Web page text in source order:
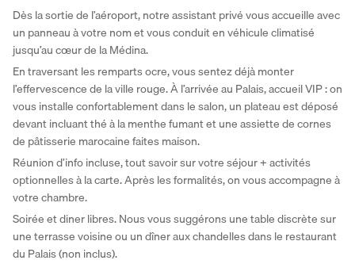
Dès la sortie de l’aéroport, notre assistant privé vous accueille avec
un panneau à votre nom et vous conduit en véhicule climatisé
jusqu’au cœur de la Médina.
En traversant les remparts ocre, vous sentez déjà monter
l’effervescence de la ville rouge. À l’arrivée au Palais, accueil VIP : on
vous installe confortablement dans le salon, un plateau est déposé
devant incluant thé à la menthe fumant et une assiette de cornes
de pâtisserie marocaine faites maison.
Réunion d’info incluse, tout savoir sur votre séjour + activités
optionnelles à la carte. Après les formalités, on vous accompagne à
votre chambre.
Soirée et diner libres. Nous vous suggérons une table discrète sur
une terrasse voisine ou un dîner aux chandelles dans le restaurant
du Palais (non inclus).